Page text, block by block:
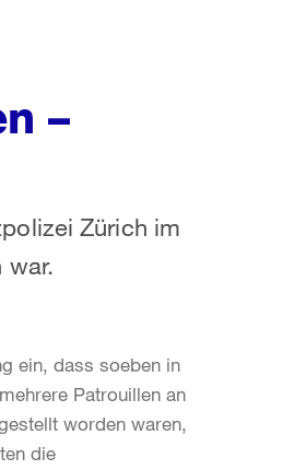
–
Zürich im
war.
ein, dass soeben in
Patrouillen an
worden waren,
die